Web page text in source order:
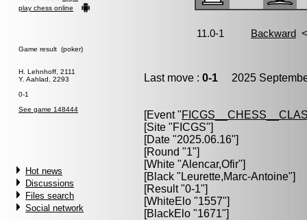
play chess online
Game result (poker)
H. Lehnhoff, 2111
Y. Aahlad, 2293
0-1
See game 148444
Hot news
Discussions
Files search
Social network
Last move : 0-1 2025
[Event "
[Site "FICGS"]
[Date "2025.06.16"]
[Round "1"]
[White "Alencar,Ofir"]
[Black " Leurette,Marc-Antoine"]
[Result "0-1"]
[WhiteElo "1557"]
[BlackElo "1671"]